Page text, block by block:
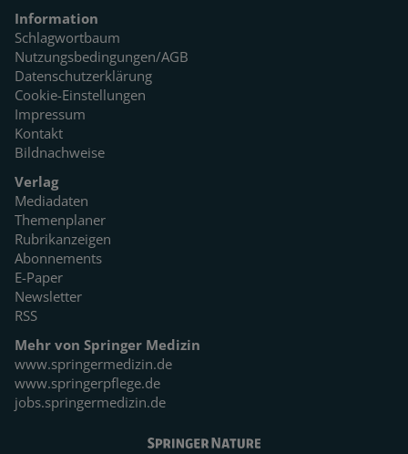
Information
Schlagwortbaum
Nutzungsbedingungen/AGB
Datenschutzerklärung
Cookie-Einstellungen
Impressum
Kontakt
Bildnachweise
Verlag
Mediadaten
Themenplaner
Rubrikanzeigen
Abonnements
E-Paper
Newsletter
RSS
Mehr von Springer Medizin
www.springermedizin.de
www.springerpflege.de
jobs.springermedizin.de